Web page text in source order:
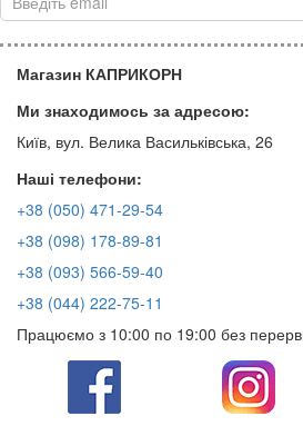
Магазин КАПРИКОРН
Ми знаходимось за адресою:
Київ, вул. Велика Васильківська, 26
Наші телефони:
+38 (050) 471-29-54
+38 (098) 178-89-81
+38 (093) 566-59-40
+38 (044) 222-75-11
Працюємо з 10:00 по 19:00 без